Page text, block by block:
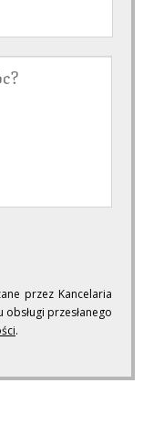
przez Kancelaria
przesłanego
.